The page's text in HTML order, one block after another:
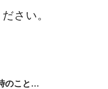
さい。
のこと…